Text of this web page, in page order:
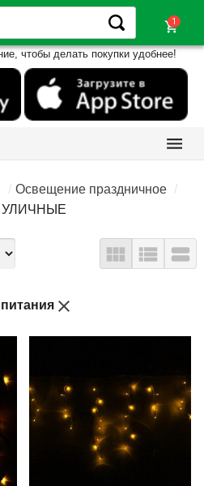
shopping_cart
чтобы делать покупки удобнее!

Освещение праздничное
УЛИЧНЫЕ
  
close